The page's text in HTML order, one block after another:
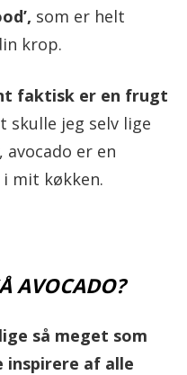
som er helt
krop.
faktisk er en frugt
skulle jeg selv lige
, avocado er en
mit køkken.
AVOCADO?
så meget som
inspirere af alle